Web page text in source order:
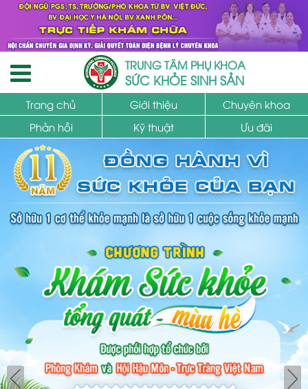
TRUNG TÂM PHỤ KHOA
SỨC KHỎE SINH SẢN
Trang chủ Giới thiệu
Chuyên khoa
Phản hồi
Kỹ thuật Ưu đãi